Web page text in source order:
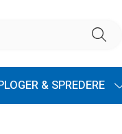
& SPREDERE